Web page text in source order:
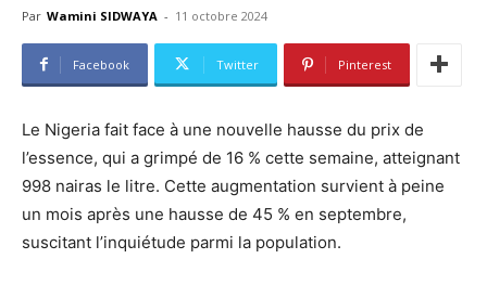
Par Wamini SIDWAYA - 11 octobre 2024
Facebook Twitter Pinterest
Le Nigeria fait face à une nouvelle hausse du prix de
l’essence, qui a grimpé de 16 % cette semaine, atteignant
998 nairas le litre. Cette augmentation survient à peine
un mois après une hausse de 45 % en septembre,
suscitant l’inquiétude parmi la population.